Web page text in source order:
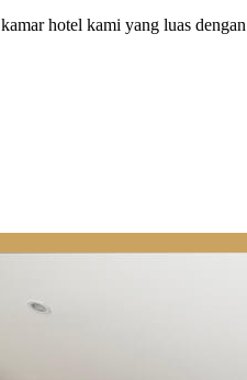
hotel kami yang luas